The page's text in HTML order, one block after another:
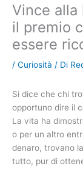
Vince
il premio
essere
/ Curiosità / Di
Si dice che chi
opportuno dire il
La vita ha
o per un altro
denaro, trovano
tutto, pur di